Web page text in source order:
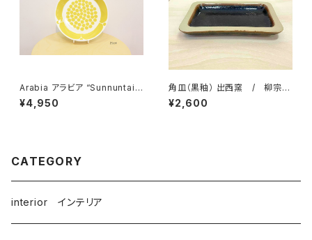
Arabia アラビア “Sunnuntai
スンヌンタイ” プレート21cm 復
刻版
¥4,950
角皿（黒釉） 出西窯 / 柳宗理
ディレクション出西窯シリーズ
¥2,600
CATEGORY
interior インテリア